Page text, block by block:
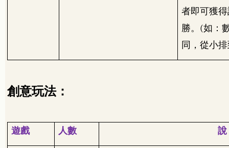
者即可獲
勝。 (如：
同，從小
創意玩法：
遊戲 人數 說